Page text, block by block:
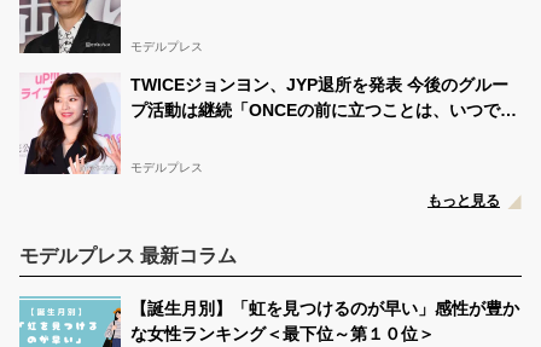
モデルプレス
TWICEジョンヨン、JYP退所を発表 今後のグルー
プ活動は継続「ONCEの前に立つことは、いつでも
モデルプレス
もっと見る
モデルプレス 最新コラム
【誕生月別】「虹を見つけるのが早い」感性が豊か
な女性ランキング＜最下位～第１０位＞